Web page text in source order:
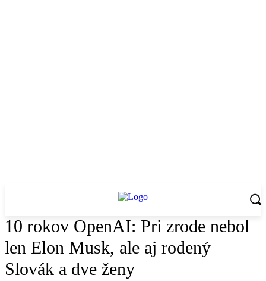
10 rokov OpenAI: Pri zrode nebol
len Elon Musk, ale aj rodený
Slovák a dve ženy